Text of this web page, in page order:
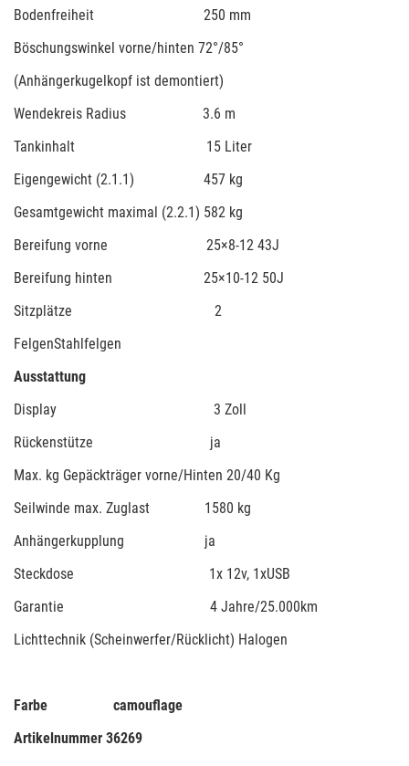
Bodenfreiheit 250 mm
Böschungswinkel vorne/hinten 72°/85°
(Anhängerkugelkopf ist demontiert)
Wendekreis Radius 3.6 m
Tankinhalt 15 Liter
Eigengewicht (2.1.1) 457 kg
Gesamtgewicht maximal (2.2.1) 582 kg
Bereifung vorne 25×8-12 43J
Bereifung hinten 25×10-12 50J
Sitzplätze 2
FelgenStahlfelgen
Ausstattung
Display 3 Zoll
Rückenstütze ja
Max. kg Gepäckträger vorne/Hinten 20/40 Kg
Seilwinde max. Zuglast 1580 kg
Anhängerkupplung ja
Steckdose 1x 12v, 1xUSB
Garantie 4 Jahre/25.000km
Lichttechnik (Scheinwerfer/Rücklicht) Halogen
Farbe camouflage
Artikelnummer 36269